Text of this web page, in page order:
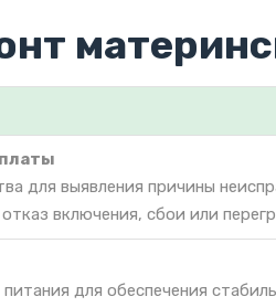
для выявления причины
включения, сбои или
для обеспечения